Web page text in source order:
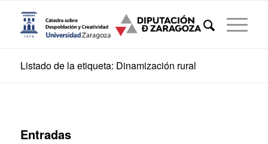
Listado de la etiqueta: Dinamización rural
Entradas